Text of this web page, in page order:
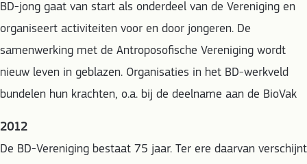
BD-jong gaat van start als onderdeel van de Vereniging en
organiseert activiteiten voor en door jongeren. De
samenwerking met de Antroposofische Vereniging wordt
nieuw leven in geblazen. Organisaties in het BD-werkveld
bundelen hun krachten, o.a. bij de deelname aan de BioVak
2012
De BD-Vereniging bestaat 75 jaar. Ter ere daarvan verschijnt